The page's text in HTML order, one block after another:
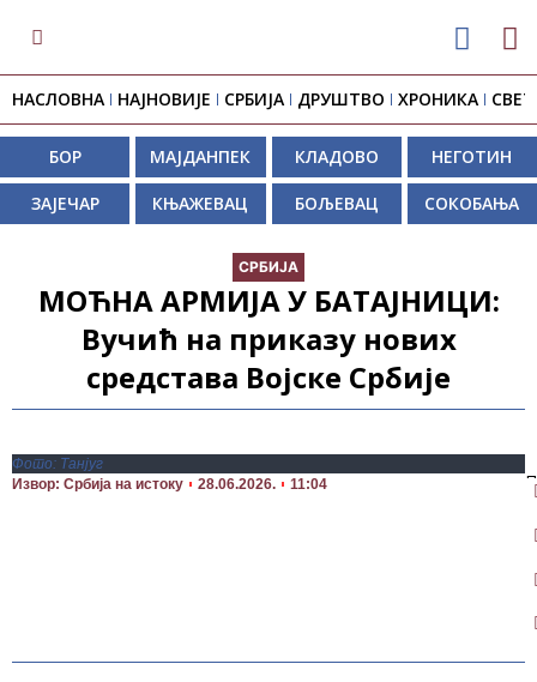
НАСЛОВНА НАЈНОВИЈЕ СРБИЈА ДРУШТВО ХРОНИКА СВЕТ
БОР МАЈДАНПЕК КЛАДОВО НЕГОТИН
ЗАЈЕЧАР КЊАЖЕВАЦ БОЉЕВАЦ СОКОБАЊА
СРБИЈА
МОЋНА АРМИЈА У БАТАЈНИЦИ:
Вучић на приказу нових
средстава Војске Србије
Фото: Танјуг
Извор: Србија на истоку
28.06.2026. 11:04